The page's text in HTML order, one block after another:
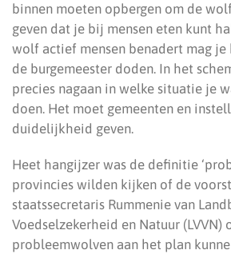
binnen moeten opbergen om de
geven dat je bij mensen eten kunt
wolf actief mensen benadert mag
de burgemeester doden. In het
precies nagaan in welke situatie je
doen. Het moet gemeenten en
duidelijkheid geven.
Heet hangijzer was de definitie
provincies wilden kijken of de
staatssecretaris Rummenie van
Voedselzekerheid en Natuur (LVVN)
probleemwolven aan het plan